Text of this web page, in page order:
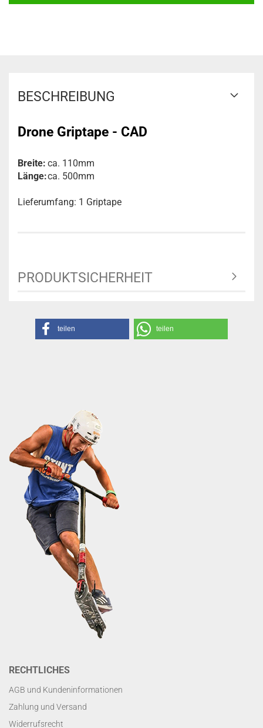
BESCHREIBUNG
Drone Griptape - CAD
Breite:
Länge:
ca. 110mm
ca. 500mm
Lieferumfang: 1 Griptape
PRODUKTSICHERHEIT
teilen teilen
RECHTLICHES
AGB und Kundeninformationen
Zahlung und Versand
Widerrufsrecht